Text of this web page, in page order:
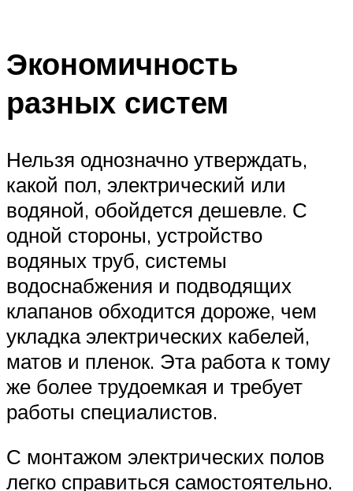
Экономичность
разных систем
Нельзя однозначно утверждать,
какой пол, электрический или
водяной, обойдется дешевле. С
одной стороны, устройство
водяных труб, системы
водоснабжения и подводящих
клапанов обходится дороже, чем
укладка электрических кабелей,
матов и пленок. Эта работа к тому
же более трудоемкая и требует
работы специалистов.
С монтажом электрических полов
легко справиться самостоятельно.